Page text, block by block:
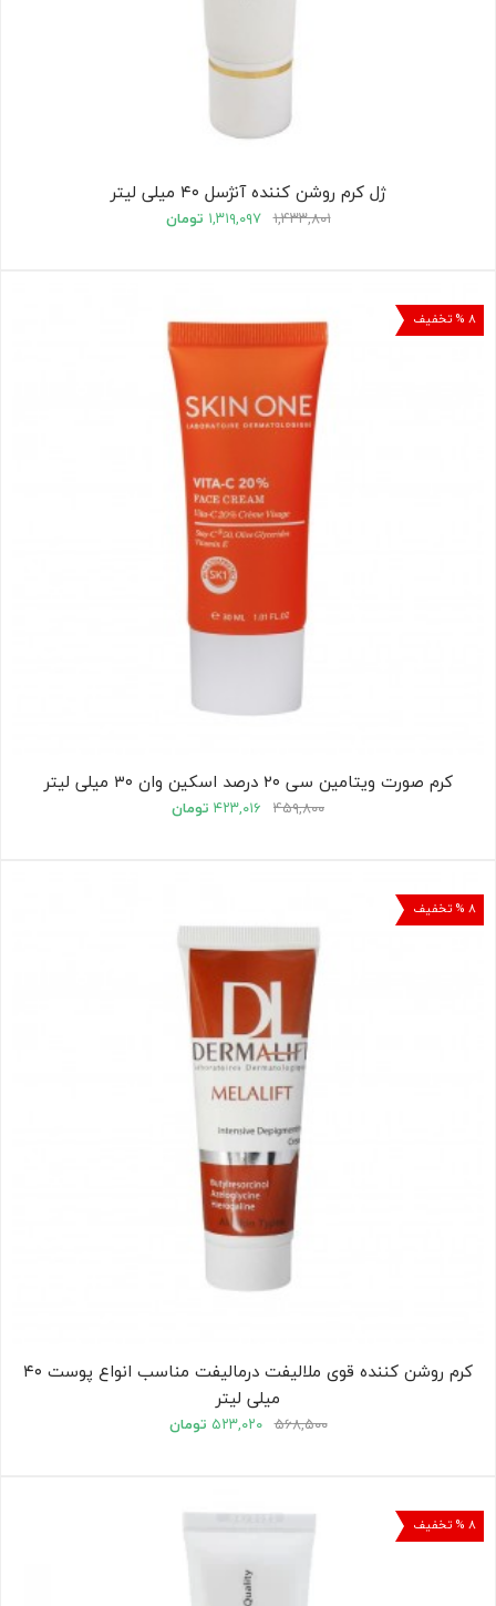
ژل کرم روشن کننده آنژسل ۴۰ میلی لیتر
۱,۴۳۳,۸۰۱ ۱,۳۱۹,۰۹۷ تومان
۸ % تخفیف
کرم صورت ویتامین سی ۲۰ درصد اسکین وان ۳۰ میلی لیتر
۴۵۹,۸۰۰ ۴۲۳,۰۱۶ تومان
۸ % تخفیف
کرم روشن کننده قوی ملالیفت درمالیفت مناسب انواع پوست ۴۰
میلی لیتر
۵۶۸,۵۰۰ ۵۲۳,۰۲۰ تومان
۸ % تخفیف